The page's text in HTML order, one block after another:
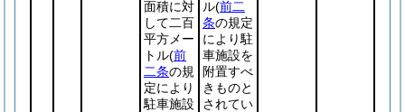
面積に対
して二百
平方メー
トル(前
二条の規
定により
駐車施設
ル(前二
条の規定
により駐
車施設を
附置すべ
きものと
されてい